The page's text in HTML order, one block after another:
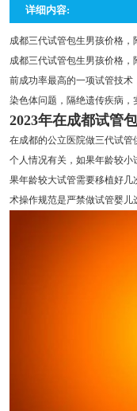
详细内容:
成都三代试管包生男孩价格，
成都三代试管包生男孩价格
前成功率最高的一项试管技
染色体问题，隔绝遗传疾病，
2023年在成都试管
在成都的公立医院做三代试管
个人情况有关，如果年龄较
果年龄较大试管需要移植好
术操作规范是严禁做试管婴